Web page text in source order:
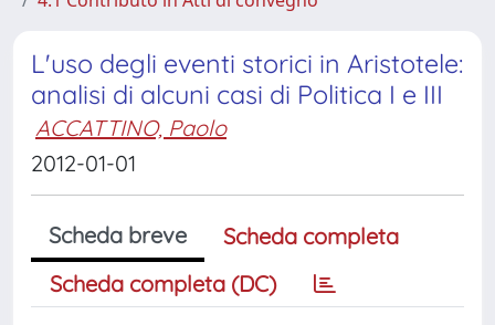
L'uso degli eventi storici in Aristotele:
analisi di alcuni casi di Politica I e III
ACCATTINO, Paolo
2012-01-01
Scheda breve
Scheda completa
Scheda completa (DC)